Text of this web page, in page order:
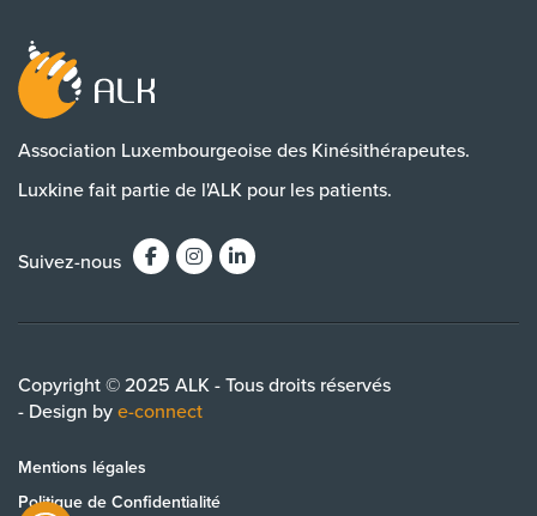
Association Luxembourgeoise des Kinésithérapeutes.
Luxkine fait partie de l'ALK pour les patients.
Suivez-nous
Copyright © 2025 ALK - Tous droits réservés
- Design bye-connect
Mentions légales
Politique de Confidentialité